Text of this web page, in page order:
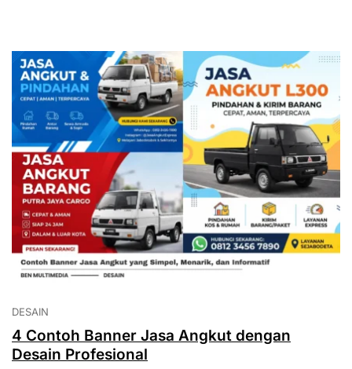
DESAIN
4 Contoh Banner Jasa Angkut dengan
Desain Profesional